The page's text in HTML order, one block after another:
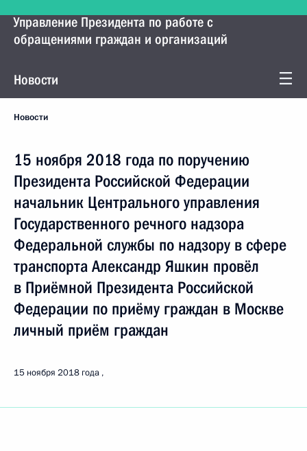
Управление Президента по работе с
обращениями граждан и организаций
Новости
Новости
15 ноября 2018 года по поручению
Президента Российской Федерации
начальник Центрального управления
Государственного речного надзора
Федеральной службы по надзору в сфере
транспорта Александр Яшкин провёл
в Приёмной Президента Российской
Федерации по приёму граждан в Москве
личный приём граждан
15 ноября 2018 года